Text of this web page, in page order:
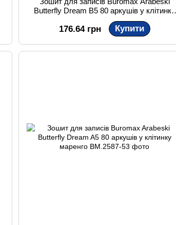
Butterfly Dream B5 80 аркушів у клітинку
прозора
176.64 грн Купити